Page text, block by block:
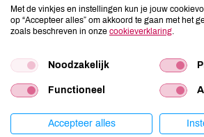
Schaaldieren
niet
Selderij
niet
Soja
niet
Weekdieren
niet
Zwaveldioxide / sulfieten
niet
Met de vinkjes en instellingen kun je jouw
op “Accepteer alles” om akkoord te gaan met het
zoals beschreven in onze cookieverklaring
Noodzakelijk
Functioneel
Accepteer alles